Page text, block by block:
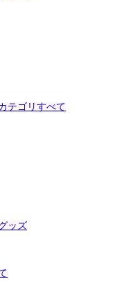
テゴリすべて
ッズ